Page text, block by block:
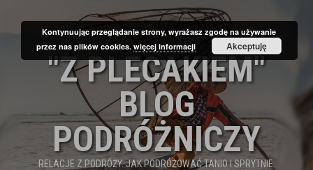
"Z PLECAKIEM"
BLOG
PODRÓŻNICZY
RELACJE Z PODRÓŻY. JAK PODRÓŻOWAĆ TANIO I SPRYTNIE.
Kontynuując przeglądanie strony, wyrażasz zgodę na używanie
przez nas plików cookies.więcej informacji Akceptuję